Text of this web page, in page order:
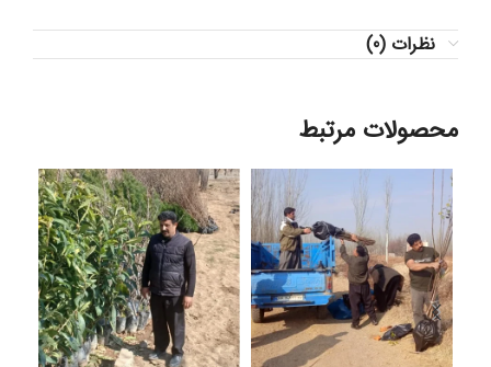
نظرات (0)
محصولات مرتبط